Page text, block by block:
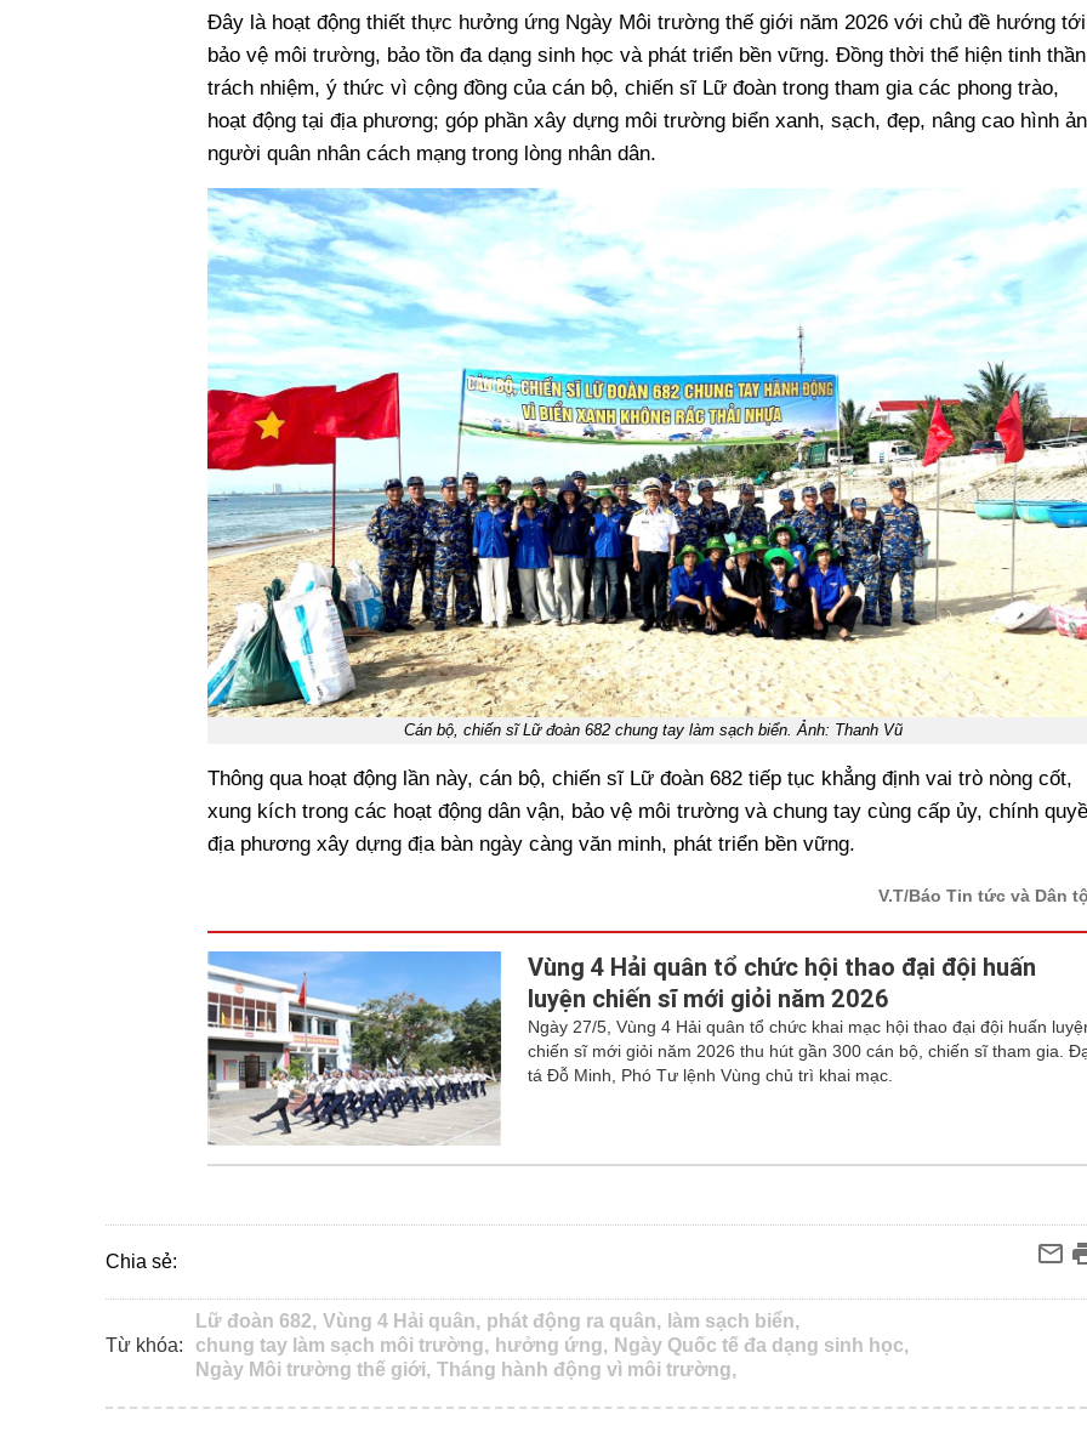
Đây là hoạt động thiết thực hưởng ứng Ngày Môi trường thế giới năm 2026 với chủ đề hướng tới
bảo vệ môi trường, bảo tồn đa dạng sinh học và phát triển bền vững. Đồng thời thể hiện tinh thần
trách nhiệm, ý thức vì cộng đồng của cán bộ, chiến sĩ Lữ đoàn trong tham gia các phong trào,
hoạt động tại địa phương; góp phần xây dựng môi trường biển xanh, sạch, đẹp, nâng cao hình
người quân nhân cách mạng trong lòng nhân dân.
Cán bộ, chiến sĩ Lữ đoàn 682 chung tay làm sạch biển. Ảnh: Thanh Vũ
Thông qua hoạt động lần này, cán bộ, chiến sĩ Lữ đoàn 682 tiếp tục khẳng định vai trò nòng cốt,
xung kích trong các hoạt động dân vận, bảo vệ môi trường và chung tay cùng cấp ủy, chính
địa phương xây dựng địa bàn ngày càng văn minh, phát triển bền vững.
V.T/Báo Tin tức và Dân
Vùng 4 Hải quân tổ chức hội thao đại đội huấn
luyện chiến sĩ mới giỏi năm 2026
Ngày 27/5, Vùng 4 Hải quân tổ chức khai mạc hội thao đại đội huấn
chiến sĩ mới giỏi năm 2026 thu hút gần 300 cán bộ, chiến sĩ tham gia.
tá Đỗ Minh, Phó Tư lệnh Vùng chủ trì khai mạc.
Chia sẻ:
Từ khóa:
Lữ đoàn 682, Vùng 4 Hải quân, phát động ra quân, làm sạch biển,
chung tay làm sạch môi trường, hưởng ứng, Ngày Quốc tế đa dạng sinh học,
Ngày Môi trường thế giới, Tháng hành động vì môi trường,